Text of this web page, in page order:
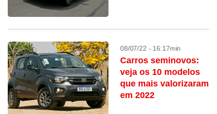
08/07/22 - 16:17min
Carros seminovos:
veja os 10 modelos
que mais valorizaram
em 2022